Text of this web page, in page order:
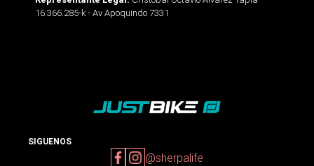
16.366.285-k - Av Apoquindo 7331
SIGUENOS
@sherpalife